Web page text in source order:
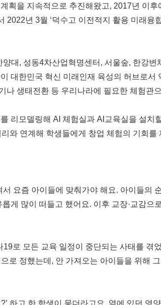
획을 지속적으로 추진해왔고, 2017년 이
년 3월 ‘덕수고 이전적지 활용 미래융
대, 성동4차산업혁명센터, 서울숲, 한강
대한민국 혁신 미래인재 육성의 허브로서
생태전환 등 우리나라에 필요한 체험관
리모델링해 AI 체험실과 AI교육실을 설치
와 연계해 학생들에게 창업 체험의 기회
요즘 아이들에 맞춰가야 해요. 아이들의
게 많이 떠들고 했어요. 이후 교장·교감으
로 모든 교육 일정이 중단되는 사태를 겪
로 정했는데, 안 가져오는 아이들을 위해
하고 한 학생이 묻더라고요. 옆에 있던 영